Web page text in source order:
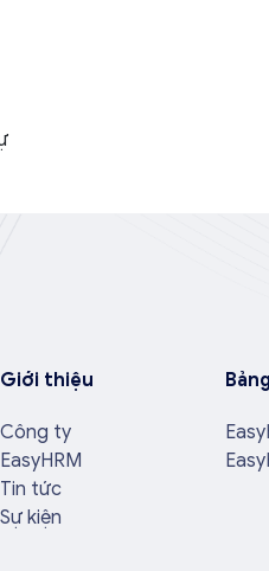
Giới thiệu
Công ty
EasyHRM
Tin tức
Sự kiện